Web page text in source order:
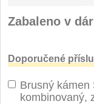
Zabaleno v
Doporučené
Brusný kámen
kombinovaný,